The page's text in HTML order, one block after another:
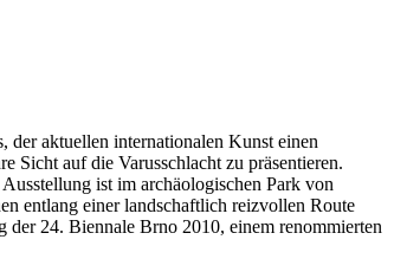
der aktuellen internationalen Kunst einen
Sicht auf die Varusschlacht zu präsentieren.
ist im archäologischen Park von
entlang einer landschaftlich reizvollen Route
24. Biennale Brno 2010, einem renommierten